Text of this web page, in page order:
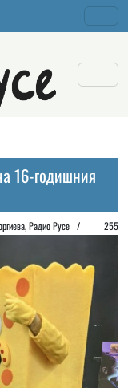
16-годишния
Радио Русе / 255